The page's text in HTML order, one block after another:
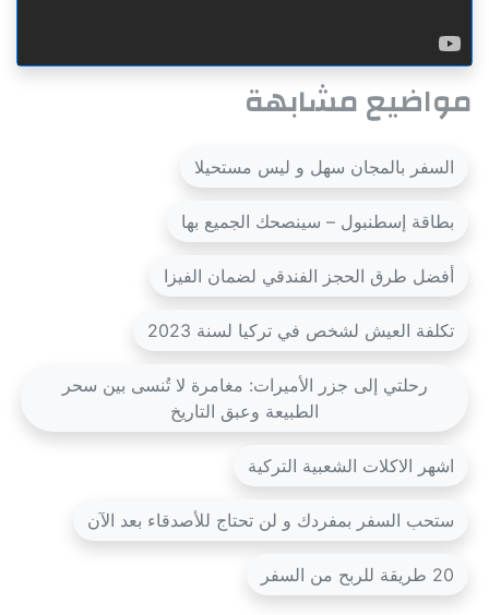
مواضيع مشابهة
السفر بالمجان سهل و ليس مستحيلا
بطاقة إسطنبول – سينصحك الجميع بها
أفضل طرق الحجز الفندقي لضمان الفيزا
تكلفة العيش لشخص في تركيا لسنة 2023
رحلتي إلى جزر الأميرات: مغامرة لا تُنسى بين سحر
الطبيعة وعبق التاريخ
اشهر الاكلات الشعبية التركية
ستحب السفر بمفردك و لن تحتاج للأصدقاء بعد الآن
20 طريقة للربح من السفر